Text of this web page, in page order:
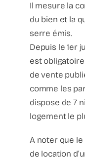
Il mesure la
du bien et la
serre émis.
Depuis le 1er
est
de vente
comme les
dispose de 7
logement le
A noter que le
de location